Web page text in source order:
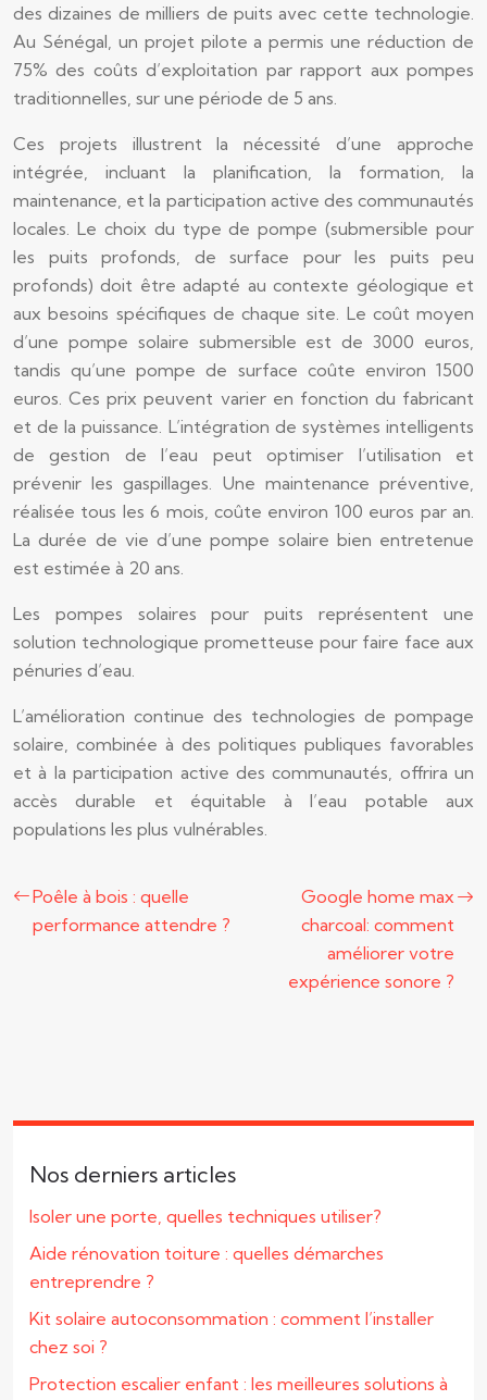
des dizaines de milliers de puits avec cette technologie.
Au Sénégal, un projet pilote a permis une réduction de
75% des coûts d’exploitation par rapport aux pompes
traditionnelles, sur une période de 5 ans.
Ces projets illustrent la nécessité d’une approche
intégrée, incluant la planification, la formation, la
maintenance, et la participation active des communautés
locales. Le choix du type de pompe (submersible pour
les puits profonds, de surface pour les puits peu
profonds) doit être adapté au contexte géologique et
aux besoins spécifiques de chaque site. Le coût moyen
d’une pompe solaire submersible est de 3000 euros,
tandis qu’une pompe de surface coûte environ 1500
euros. Ces prix peuvent varier en fonction du fabricant
et de la puissance. L’intégration de systèmes intelligents
de gestion de l’eau peut optimiser l’utilisation et
prévenir les gaspillages. Une maintenance préventive,
réalisée tous les 6 mois, coûte environ 100 euros par an.
La durée de vie d’une pompe solaire bien entretenue
est estimée à 20 ans.
Les pompes solaires pour puits représentent une
solution technologique prometteuse pour faire face aux
pénuries d’eau.
L’amélioration continue des technologies de pompage
solaire, combinée à des politiques publiques favorables
et à la participation active des communautés, offrira un
accès durable et équitable à l’eau potable aux
populations les plus vulnérables.
Poêle à bois : quelle
performance attendre ?
Google home max
charcoal: comment
améliorer votre
expérience sonore ?
Nos derniers articles
Isoler une porte, quelles techniques utiliser?
Aide rénovation toiture : quelles démarches
entreprendre ?
Kit solaire autoconsommation : comment l’installer
chez soi ?
Protection escalier enfant : les meilleures solutions à